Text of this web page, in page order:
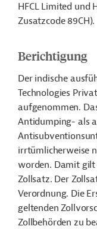
HFCL Limited und
Zusatzcode 89CH).
Berichtigung
Der indische
Technologies
aufgenommen.
Antidumping- als
irrtümlicherweise
worden. Damit
Zollsatz. Der
Verordnung. Die
geltenden
Zollbehörden zu